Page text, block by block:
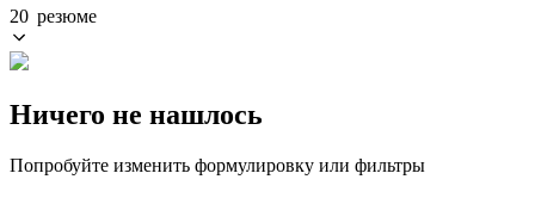
20 резюме
Ничего не нашлось
Попробуйте изменить формулировку или фильтры